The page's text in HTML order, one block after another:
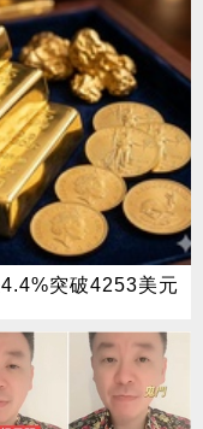
突破4253美元